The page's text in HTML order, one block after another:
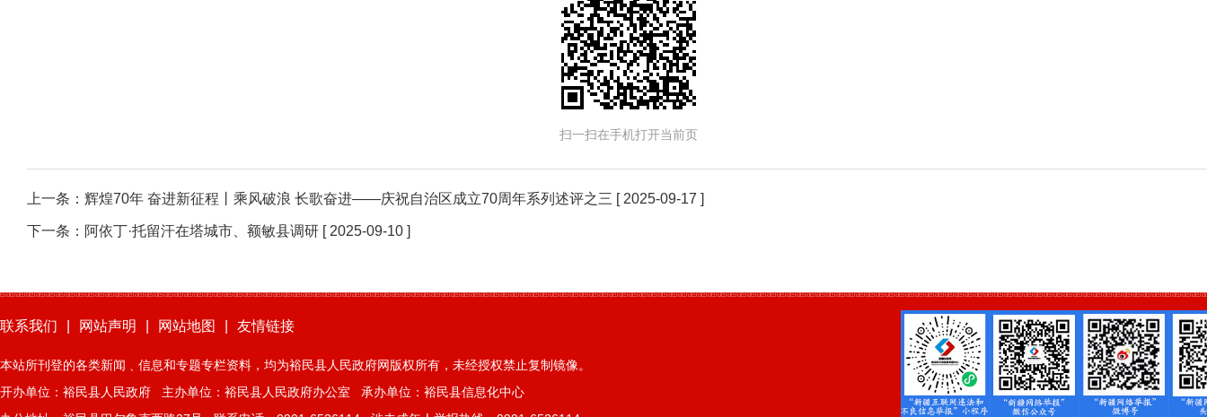
扫一扫在手机打开当前页
上一条： 辉煌70年 奋进新征程丨乘风破浪 长歌奋进——庆祝自治区成立70周年系列述评之三 [ 2025-09-17 ]
下一条： 阿依丁·托留汗在塔城市、额敏县调研 [ 2025-09-10 ]
联系我们 网站声明 网站地图 友情链接
本站所刊登的各类新闻﹑信息和专题专栏资料，均为裕民县人民政府网版权所有，未经授权禁止复制镜像。
开办单位：裕民县人民政府 主办单位：裕民县人民政府办公室 承办单位：裕民县信息化中心